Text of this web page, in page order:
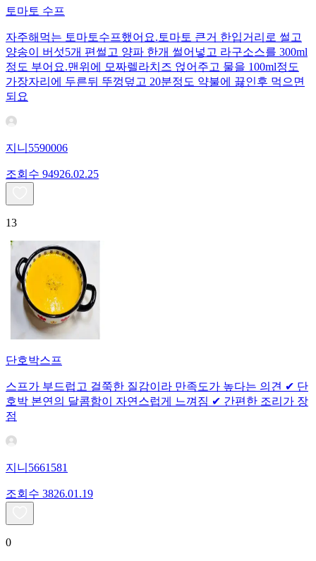
토마토 수프
자주해먹는 토마토수프했어요.토마토 큰거 한입거리로 썰고
양송이 버섯5개 편썰고 양파 한개 썰어넣고 라구소스를 300ml
정도 부어요.맨위에 모짜렐라치즈 얹어주고 물을 100ml정도
가장자리에 두른뒤 뚜껑덮고 20분정도 약불에 끓인후 먹으면
되요
지니5590006
조회수 94926.02.25
13
단호박스프
스프가 부드럽고 걸쭉한 질감이라 만족도가 높다는 의견 ✔ 단
호박 본연의 달콤함이 자연스럽게 느껴짐 ✔ 간편한 조리가 장
점
지니5661581
조회수 3826.01.19
0